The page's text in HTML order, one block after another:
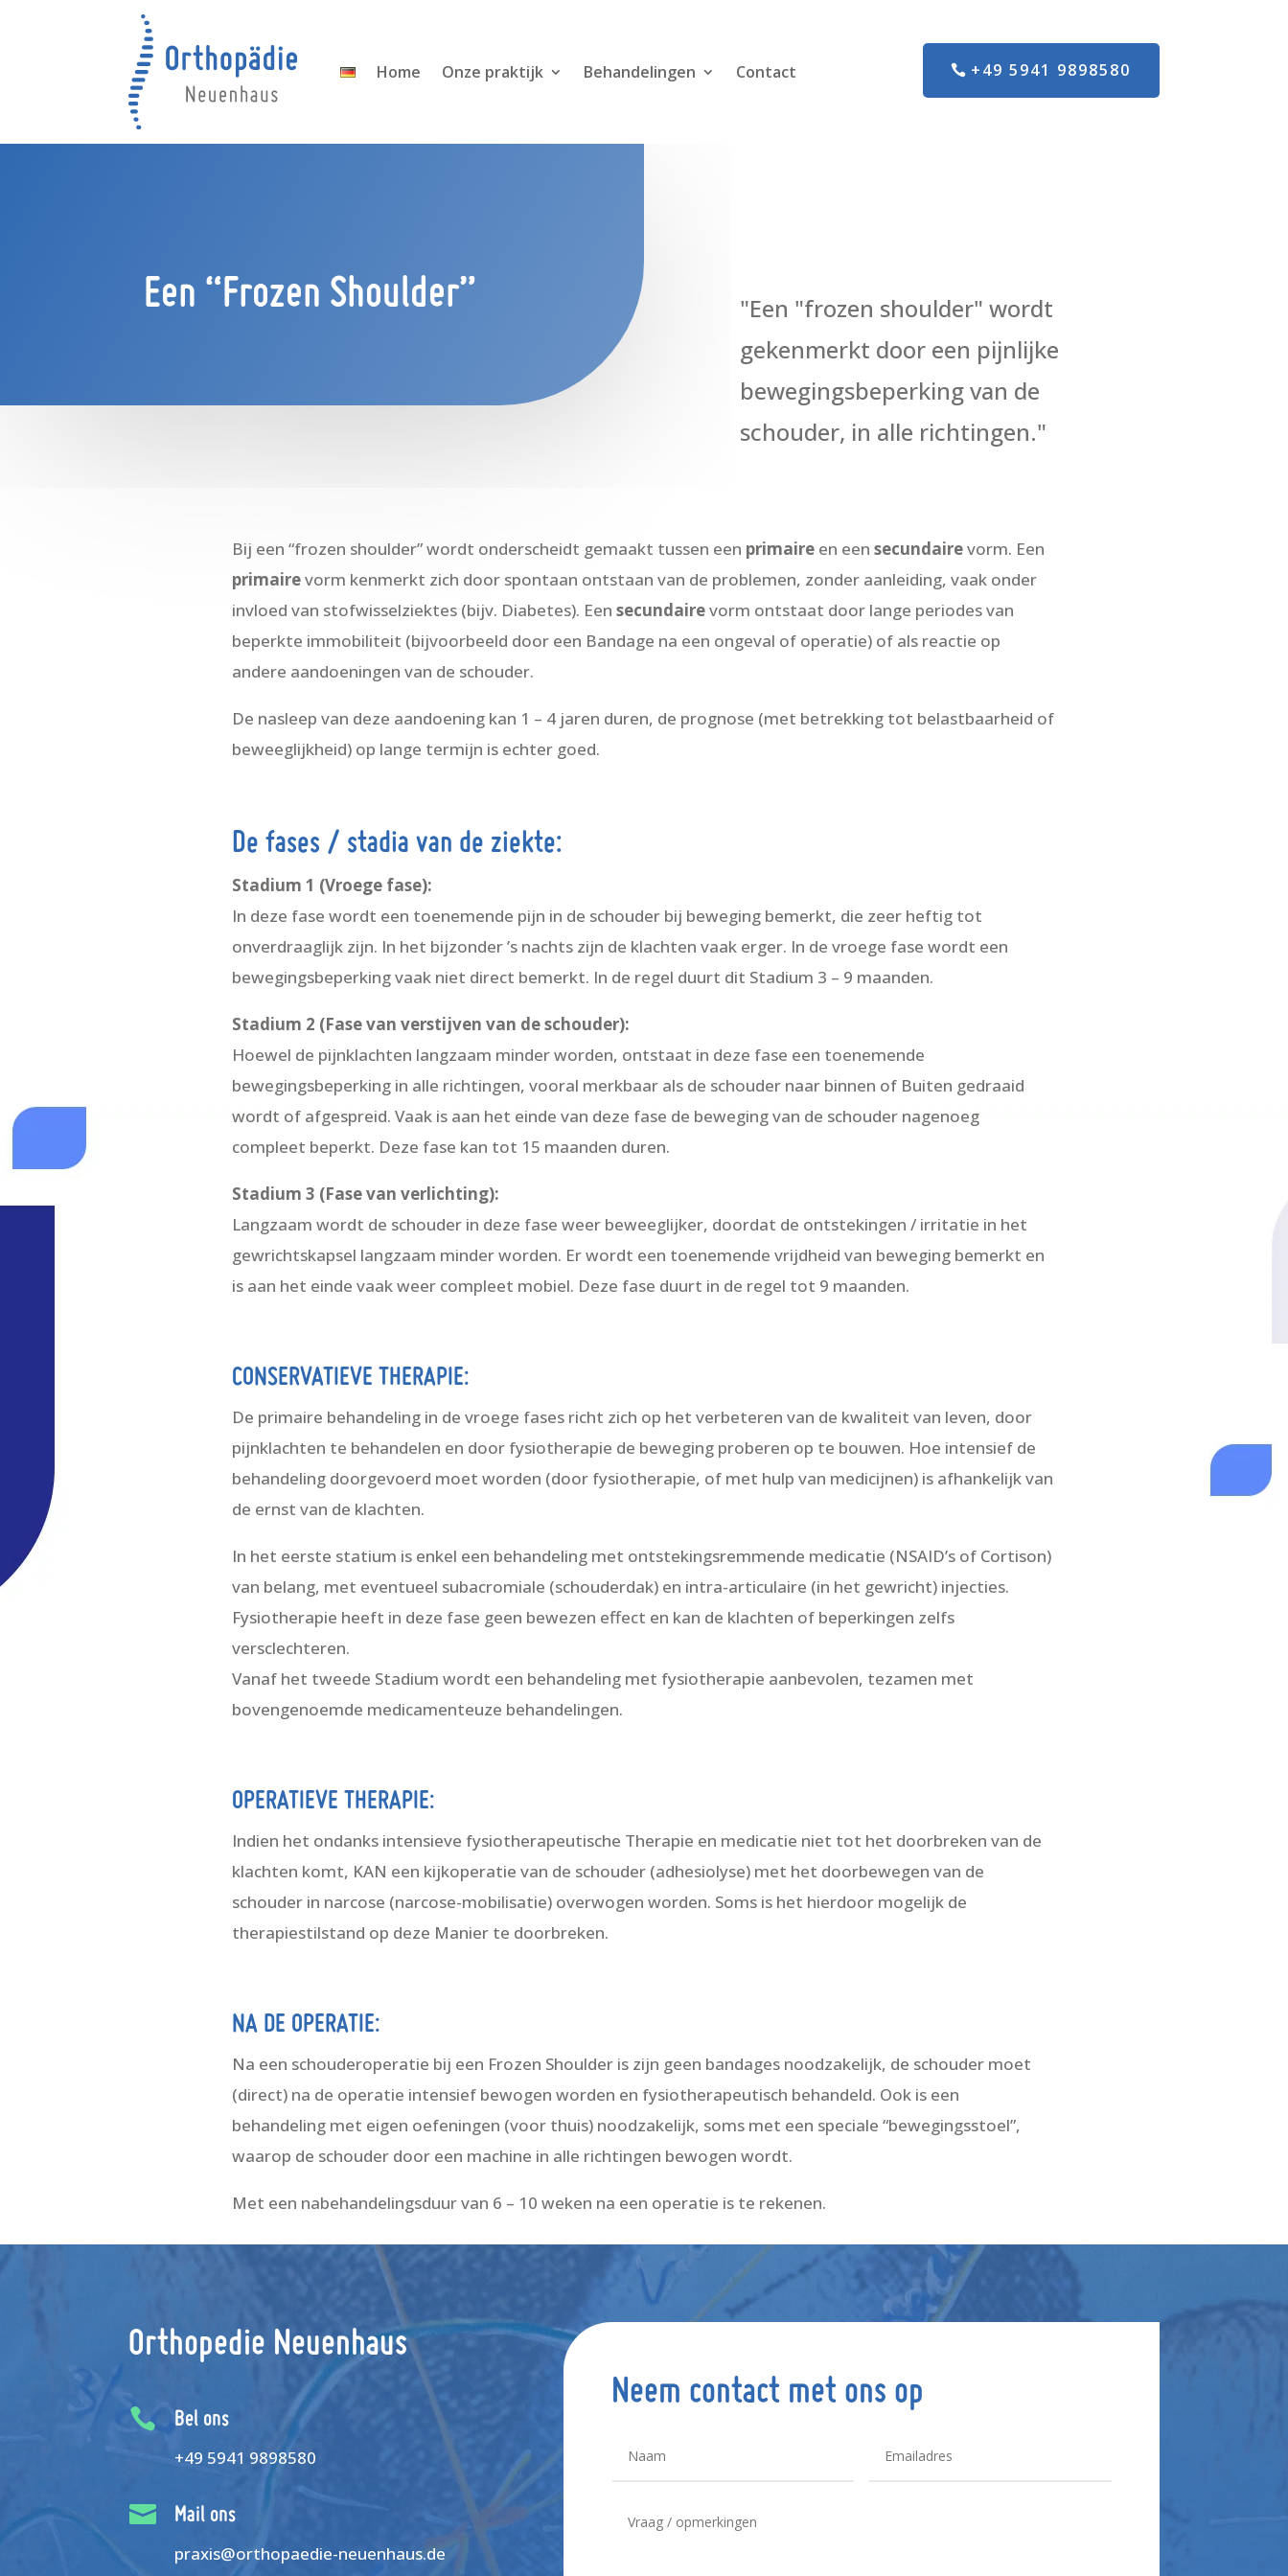
Home Onze praktijk Behandelingen Contact +49 5941 9898580
Een “Frozen Shoulder”
"Een "frozen shoulder" wordt
gekenmerkt door een pijnlijke
bewegingsbeperking van de
schouder, in alle richtingen."
Bij een “frozen shoulder” wordt onderscheidt gemaakt tussen een primaireen een secundairevorm. Een
primairevorm kenmerkt zich door spontaan ontstaan van de problemen, zonder aanleiding, vaak onder
invloed van stofwisselziektes (bijv. Diabetes). Een secundairevorm ontstaat door lange periodes van
beperkte immobiliteit (bijvoorbeeld door een Bandage na een ongeval of operatie) of als reactie op
andere aandoeningen van de schouder.
De nasleep van deze aandoening kan 1 – 4 jaren duren, de prognose (met betrekking tot belastbaarheid of
beweeglijkheid) op lange termijn is echter goed.
De fases / stadia van de ziekte:
Stadium 1 (Vroege fase):
In deze fase wordt een toenemende pijn in de schouder bij beweging bemerkt, die zeer heftig tot
onverdraaglijk zijn. In het bijzonder ’s nachts zijn de klachten vaak erger. In de vroege fase wordt een
bewegingsbeperking vaak niet direct bemerkt. In de regel duurt dit Stadium 3 – 9 maanden.
Stadium 2 (Fase van verstijven van de schouder):
Hoewel de pijnklachten langzaam minder worden, ontstaat in deze fase een toenemende
bewegingsbeperking in alle richtingen, vooral merkbaar als de schouder naar binnen of Buiten gedraaid
wordt of afgespreid. Vaak is aan het einde van deze fase de beweging van de schouder nagenoeg
compleet beperkt. Deze fase kan tot 15 maanden duren.
Stadium 3 (Fase van verlichting):
Langzaam wordt de schouder in deze fase weer beweeglijker, doordat de ontstekingen / irritatie in het
gewrichtskapsel langzaam minder worden. Er wordt een toenemende vrijdheid van beweging bemerkt en
is aan het einde vaak weer compleet mobiel. Deze fase duurt in de regel tot 9 maanden.
CONSERVATIEVE THERAPIE:
De primaire behandeling in de vroege fases richt zich op het verbeteren van de kwaliteit van leven, door
pijnklachten te behandelen en door fysiotherapie de beweging proberen op te bouwen. Hoe intensief de
behandeling doorgevoerd moet worden (door fysiotherapie, of met hulp van medicijnen) is afhankelijk van
de ernst van de klachten.
In het eerste statium is enkel een behandeling met ontstekingsremmende medicatie (NSAID’s of Cortison)
van belang, met eventueel subacromiale (schouderdak) en intra-articulaire (in het gewricht) injecties.
Fysiotherapie heeft in deze fase geen bewezen effect en kan de klachten of beperkingen zelfs
versclechteren.
Vanaf het tweede Stadium wordt een behandeling met fysiotherapie aanbevolen, tezamen met
bovengenoemde medicamenteuze behandelingen.
OPERATIEVE THERAPIE:
Indien het ondanks intensieve fysiotherapeutische Therapie en medicatie niet tot het doorbreken van de
klachten komt, KAN een kijkoperatie van de schouder (adhesiolyse) met het doorbewegen van de
schouder in narcose (narcose-mobilisatie) overwogen worden. Soms is het hierdoor mogelijk de
therapiestilstand op deze Manier te doorbreken.
NA DE OPERATIE:
Na een schouderoperatie bij een Frozen Shoulder is zijn geen bandages noodzakelijk, de schouder moet
(direct) na de operatie intensief bewogen worden en fysiotherapeutisch behandeld. Ook is een
behandeling met eigen oefeningen (voor thuis) noodzakelijk, soms met een speciale “bewegingsstoel”,
waarop de schouder door een machine in alle richtingen bewogen wordt.
Met een nabehandelingsduur van 6 – 10 weken na een operatie is te rekenen.
Orthopedie Neuenhaus
 Bel ons
+49 5941 9898580
 Mail ons
praxis@orthopaedie-neuenhaus.de
Neem contact met ons op